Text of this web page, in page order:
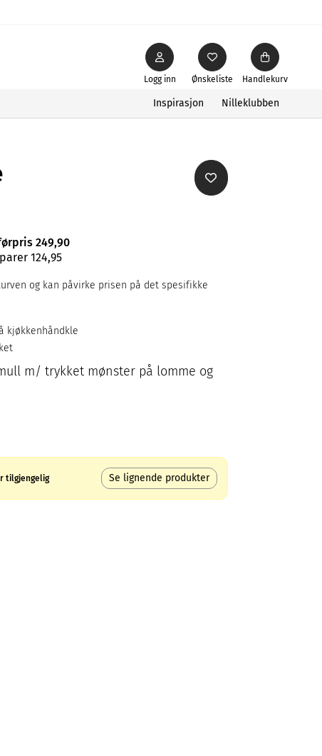
Ønskeliste
Logg inn Handlekurv
Inspirasjon Nilleklubben
249,90
124,95
og kan påvirke prisen på det spesifikke
kjøkkenhåndkle
m/ trykket mønster på lomme og
tilgjengelig Se lignende produkter